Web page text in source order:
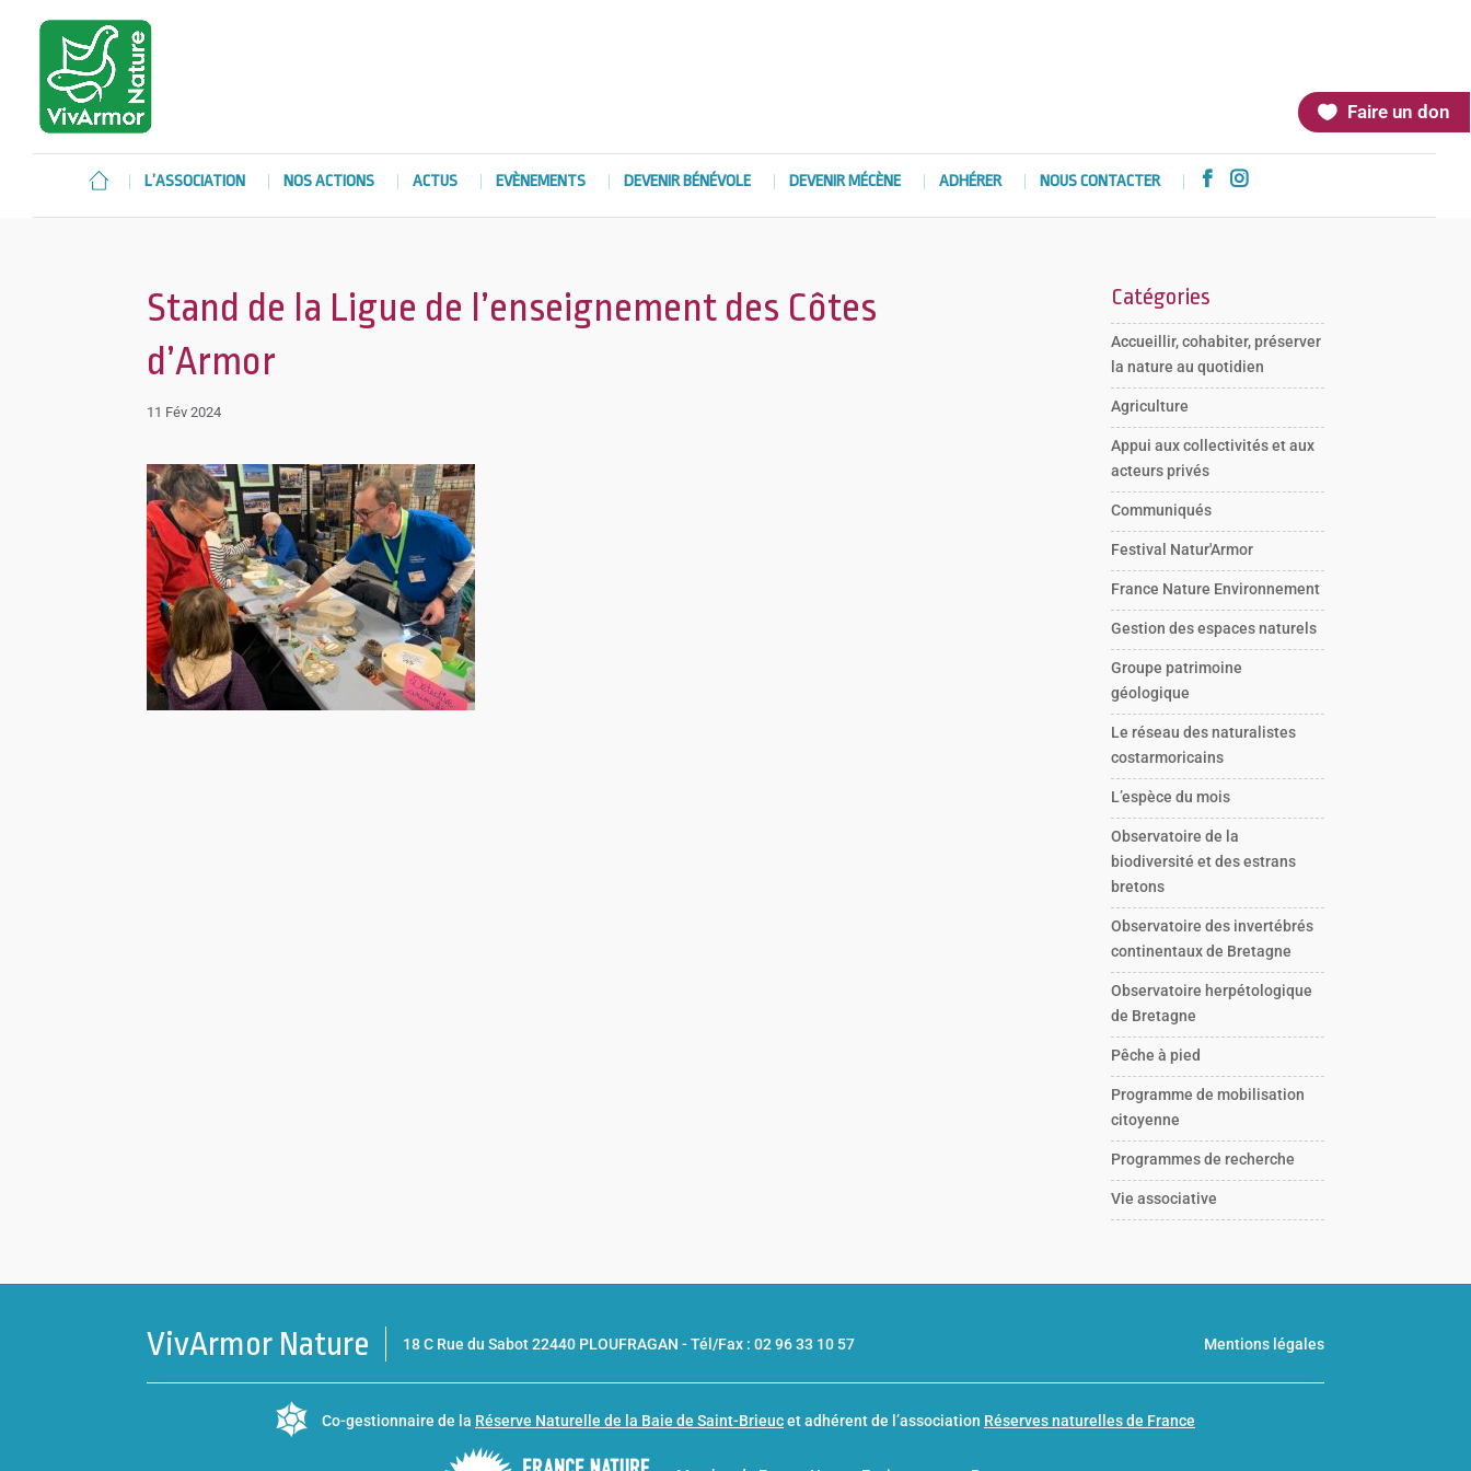
Faire un don
L’ASSOCIATION NOS ACTIONS ACTUS EVÈNEMENTS DEVENIR BÉNÉVOLE DEVENIR MÉCÈNE ADHÉRER NOUS CONTACTER  
Stand de la Ligue de l’enseignement des Côtes
d’Armor
11 Fév 2024
Catégories
Accueillir, cohabiter, préserver
la nature au quotidien
Agriculture
Appui aux collectivités et aux
acteurs privés
Communiqués
Festival Natur'Armor
France Nature Environnement
Gestion des espaces naturels
Groupe patrimoine
géologique
Le réseau des naturalistes
costarmoricains
L’espèce du mois
Observatoire de la
biodiversité et des estrans
bretons
Observatoire des invertébrés
continentaux de Bretagne
Observatoire herpétologique
de Bretagne
Pêche à pied
Programme de mobilisation
citoyenne
Programmes de recherche
Vie associative
VivArmor Nature 18 C Rue du Sabot 22440 PLOUFRAGAN -Tél/Fax : 02 96 33 10 57 Mentions légales
Co-gestionnaire de la Réserve Naturelle de la Baie de Saint-Brieucet adhérent de l’association Réserves naturelles de France